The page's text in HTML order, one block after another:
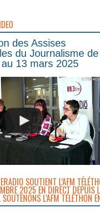
des Assises
du Journalisme de
13 mars 2025
SOUTIENT L’AFM
2025 EN DIRECT DEPUIS
L’AFM TÉLÉTHON